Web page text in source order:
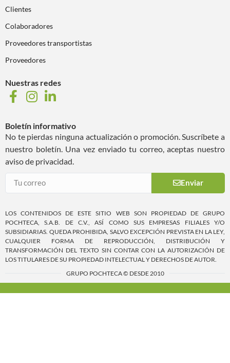
Clientes
Colaboradores
Proveedores transportistas
Proveedores
Nuestras redes
Boletín informativo
No te pierdas ninguna actualización o promoción. Suscríbete a
nuestro boletín. Una vez enviado tu correo, aceptas nuestro
aviso de privacidad.
Enviar
LOS CONTENIDOS DE ESTE SITIO WEB SON PROPIEDAD DE GRUPO
POCHTECA, S.A.B. DE C.V., ASÍ COMO SUS EMPRESAS FILIALES Y/O
SUBSIDIARIAS. QUEDA PROHIBIDA, SALVO EXCEPCIÓN PREVISTA EN LA LEY,
CUALQUIER FORMA DE REPRODUCCIÓN, DISTRIBUCIÓN Y
TRANSFORMACIÓN DEL TEXTO SIN CONTAR CON LA AUTORIZACIÓN DE
LOS TITULARES DE SU PROPIEDAD INTELECTUAL Y DERECHOS DE AUTOR.
GRUPO POCHTECA © DESDE 2010